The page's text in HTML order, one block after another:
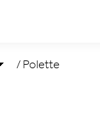
/ Polette